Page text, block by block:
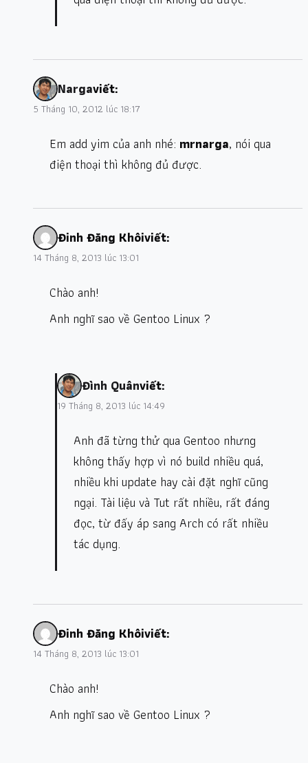
Nargaviết:
5 Tháng 10, 2012 lúc 18:17
Em add yim của anh nhé: mrnarga, nói qua
điện thoại thì không đủ được.
Đinh Đăng Khôiviết:
14 Tháng 8, 2013 lúc 13:01
Chào anh!
Anh nghĩ sao về Gentoo Linux ?
Đình Quânviết:
19 Tháng 8, 2013 lúc 14:49
Anh đã từng thử qua Gentoo nhưng
không thấy hợp vì nó build nhiều quá,
nhiều khi update hay cài đặt nghĩ cũng
ngại. Tài liệu và Tut rất nhiều, rất đáng
đọc, từ đấy áp sang Arch có rất nhiều
tác dụng.
Đinh Đăng Khôiviết:
14 Tháng 8, 2013 lúc 13:01
Chào anh!
Anh nghĩ sao về Gentoo Linux ?